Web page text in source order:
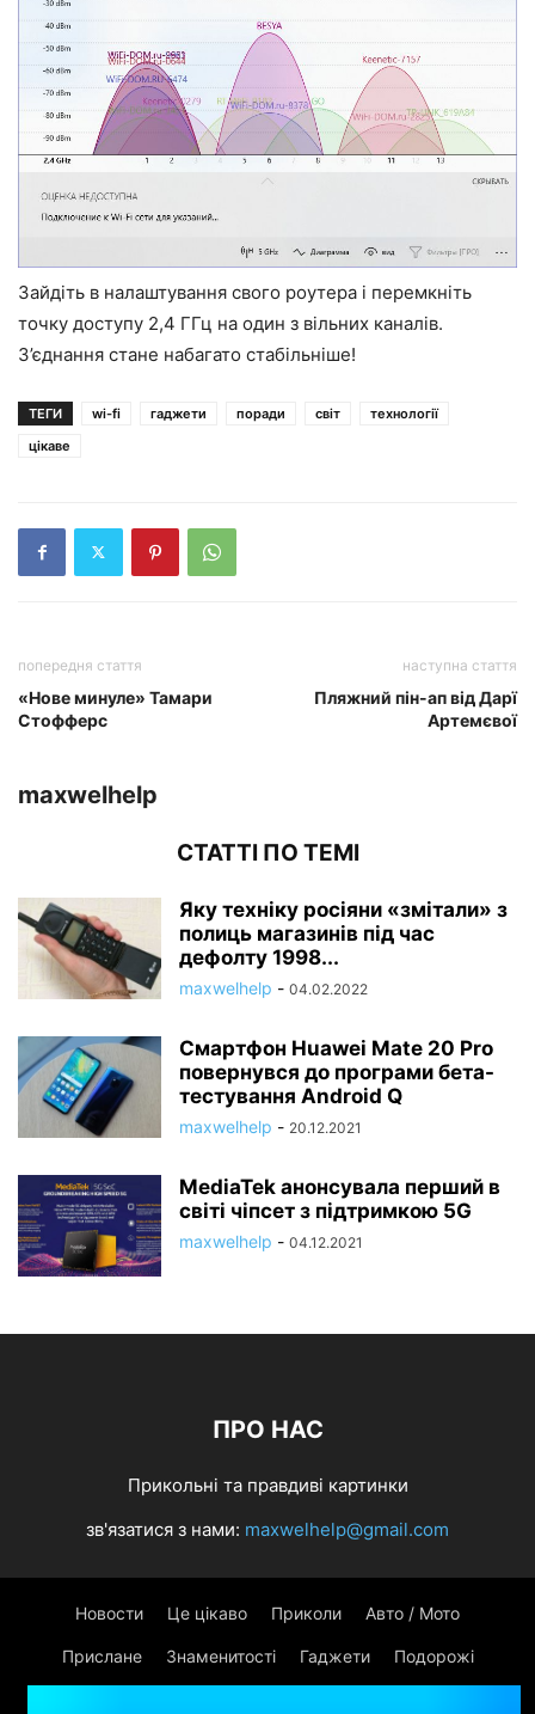
Зайдіть в налаштування свого роутера і перемкніть
точку доступу 2,4 ГГц на один з вільних каналів.
З’єднання стане набагато стабільніше!
ТЕГИ wi-fi гаджети поради світ
технології
цікаве
попередня стаття
«Нове минуле» Тамари
Стофферс
наступна стаття
Пляжний пін-ап від Дарї
Артемєвої
maxwelhelp
СТАТТІ ПО ТЕМІ
Яку техніку росіяни «змітали» з
полиць магазинів під час
дефолту 1998...
maxwelhelp - 04.02.2022
Смартфон Huawei Mate 20 Pro
повернувся до програми бета-
тестування Android Q
maxwelhelp - 20.12.2021
MediaTek анонсувала перший в
світі чіпсет з підтримкою 5G
maxwelhelp - 04.12.2021
ПРО НАС
Прикольні та правдиві картинки
зв'язатися з нами: maxwelhelp@gmail.com
Новости Це цікаво Приколи Авто / Мото
Прислане Знаменитості Гаджети Подорожі